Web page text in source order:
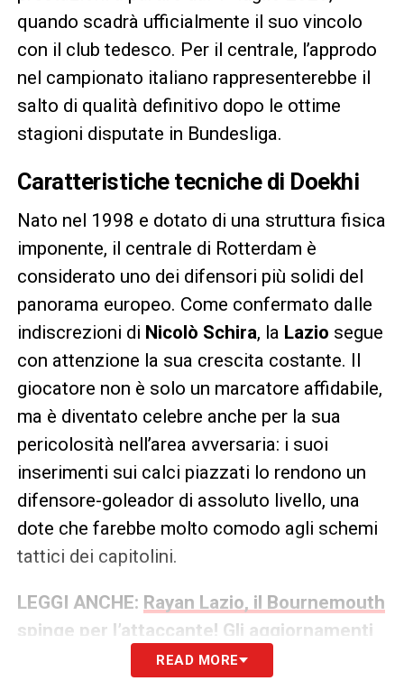
quando scadrà ufficialmente il suo vincolo
con il club tedesco. Per il centrale, l’approdo
nel campionato italiano rappresenterebbe il
salto di qualità definitivo dopo le ottime
stagioni disputate in Bundesliga.
Caratteristiche tecniche di Doekhi
Nato nel 1998 e dotato di una struttura fisica
imponente, il centrale di Rotterdam è
considerato uno dei difensori più solidi del
panorama europeo. Come confermato dalle
indiscrezioni di Nicolò Schira, la Lazio segue
con attenzione la sua crescita costante. Il
giocatore non è solo un marcatore affidabile,
ma è diventato celebre anche per la sua
pericolosità nell’area avversaria: i suoi
inserimenti sui calci piazzati lo rendono un
difensore-goleador di assoluto livello, una
dote che farebbe molto comodo agli schemi
tattici dei capitolini.
LEGGI ANCHE: Rayan Lazio, il Bournemouth
spinge per l’attaccante! Gli aggiornamenti
READ MORE